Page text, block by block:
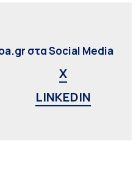
στα Social Media
X
LINKEDIN